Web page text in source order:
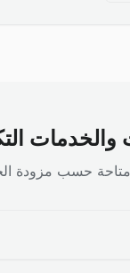
والخدمات
حسب مزودة